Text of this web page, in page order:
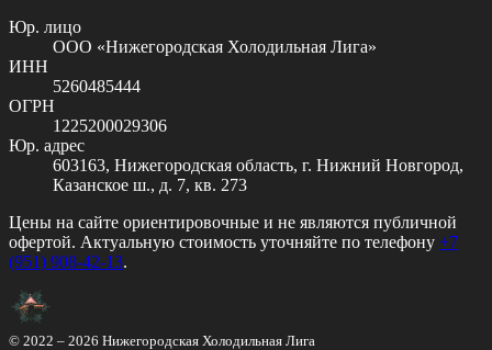
Юр. лицо
ООО «Нижегородская Холодильная Лига»
ИНН
5260485444
ОГРН
1225200029306
Юр. адрес
603163, Нижегородская область, г. Нижний Новгород,
Казанское ш., д. 7, кв. 273
Цены на сайте ориентировочные и не являются публичной
офертой. Актуальную стоимость уточняйте по телефону +7
(951) 908-42-13.
© 2022 – 2026 Нижегородская Холодильная Лига